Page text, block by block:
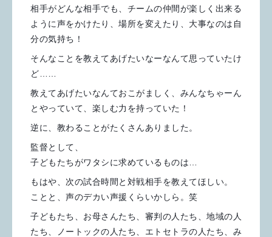
相手がどんな相手でも、チームの仲間が楽しく出来る
ように声をかけたり、場所を変えたり、大事なのは自
分の気持ち！
そんなことを教えてあげたいなーなんて思っていたけ
ど……
教えてあげたいなんておこがましく、みんなちゃーん
とやっていて、楽しむ力を持っていた！
逆に、教わることがたくさんありました。
監督として、
子どもたちがワタシに求めているものは…
もはや、次の試合時間と対戦相手を教えてほしい。
ことと、声のデカい声援くらいかしら。笑
子どもたち、お母さんたち、審判の人たち、地域の人
たち、ノートックの人たち、エトセトラの人たち、み